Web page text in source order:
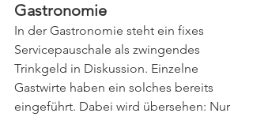
Gastronomie
In der Gastronomie steht ein fixes
Servicepauschale als zwingendes
Trinkgeld in Diskussion. Einzelne
Gastwirte haben ein solches bereits
eingeführt. Dabei wird übersehen: Nur